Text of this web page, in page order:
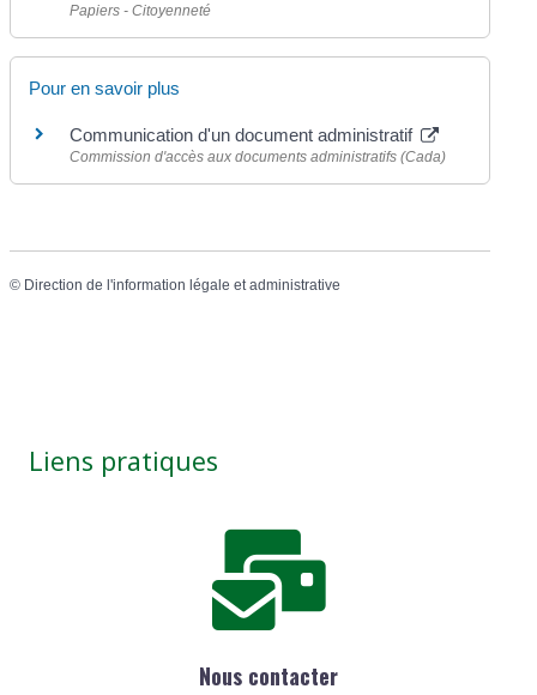
Papiers - Citoyenneté
Pour en savoir plus
Communication d'un document administratif
Commission d'accès aux documents administratifs (Cada)
© Direction de l'information légale et administrative
Liens pratiques
Nous contacter